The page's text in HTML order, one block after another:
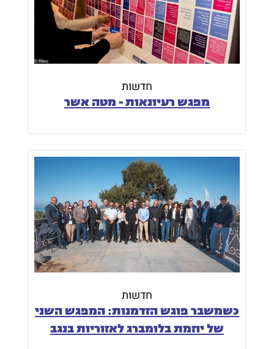
חדשות
מפגש רעיונאות - מטה אשר
חדשות
כשמשבר פוגש הזדמנות: המפגש השני
של יוזמת בלומברג לאזוריות בנגב